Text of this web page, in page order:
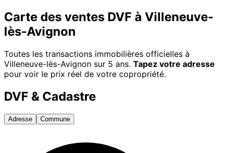
Carte des ventes DVF à Villeneuve-
lès-Avignon
Toutes les transactions immobilières officielles à
Villeneuve-lès-Avignon sur 5 ans. Tapez votre adresse
pour voir le prix réel de votre copropriété.
DVF & Cadastre
Adresse Commune